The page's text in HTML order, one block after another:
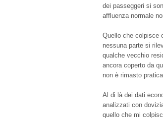
dei passeggeri si
affluenza normale
Quello che colpisce
nessuna parte si
qualche vecchio
ancora coperto da
non è rimasto
Al di là dei dati
analizzati con
quello che mi